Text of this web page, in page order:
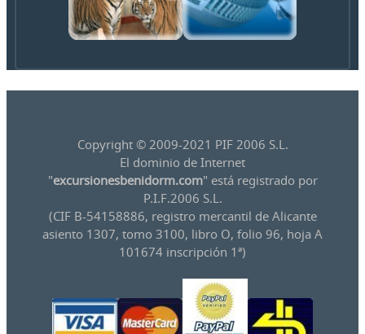
Copyright © 2009-2021 PIF 2006 S.L.
El dominio de Internet
"excursionesbenidorm.com" está registrado por
P.I.F.2006 S.L.
(CIF B-54158886, registro mercantil de Alicante
asiento 1307, tomo 3100, libro O, folio 96, hoja A
101674 inscripción 1ª)